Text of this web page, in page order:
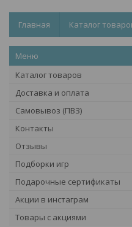
Главная Каталог
Каталог товаров
Доставка и оплата
Самовывоз (ПВЗ)
Контакты
Отзывы
Подборки игр
Подарочные сертификаты
Акции в инстаграм
Товары с акциями